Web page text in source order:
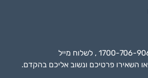
או השאירו פרטיכם ונשוב אליכם בהקדם.